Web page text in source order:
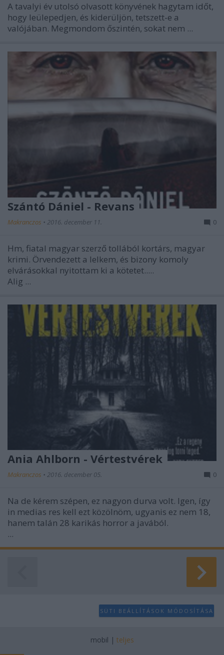
A tavalyi év utolsó olvasott könyvének hagytam időt,
hogy leülepedjen, és kiderüljön, tetszett-e a
valójában. Megmondom őszintén, sokat nem ...
Szántó Dániel - Revans
Makranczos • 2016. december 11. 0
Hm, fiatal magyar szerző tollából kortárs, magyar
krimi. Örvendezett a lelkem, és bizony komoly
elvárásokkal nyitottam ki a kötetet.....
Alig ...
Ania Ahlborn - Vértestvérek
Makranczos • 2016. december 05. 0
Na de kérem szépen, ez nagyon durva volt. Igen, így
in medias res kell ezt közölnöm, ugyanis ez nem 18,
hanem talán 28 karikás horror a javából.
...
SÜTI BEÁLLÍTÁSOK MÓDOSÍTÁSA
mobil | teljes